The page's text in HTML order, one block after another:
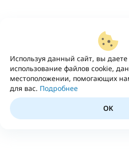
Используя данный сайт, вы даете
использование файлов cookie,
местоположении, помогающих
для вас. Подробнее
OK